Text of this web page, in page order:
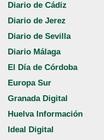
Diario de Cádiz
Diario de Jerez
Diario de Sevilla
Diario Málaga
El Día de Córdoba
Europa Sur
Granada Digital
Huelva Información
Ideal Digital